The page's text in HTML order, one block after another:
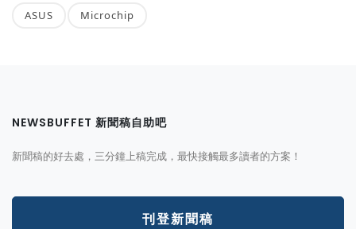
ASUS Microchip
NEWSBUFFET 新聞稿自助吧
新聞稿的好去處，三分鐘上稿完成，最快接觸最多讀者的方案！
刊登新聞稿